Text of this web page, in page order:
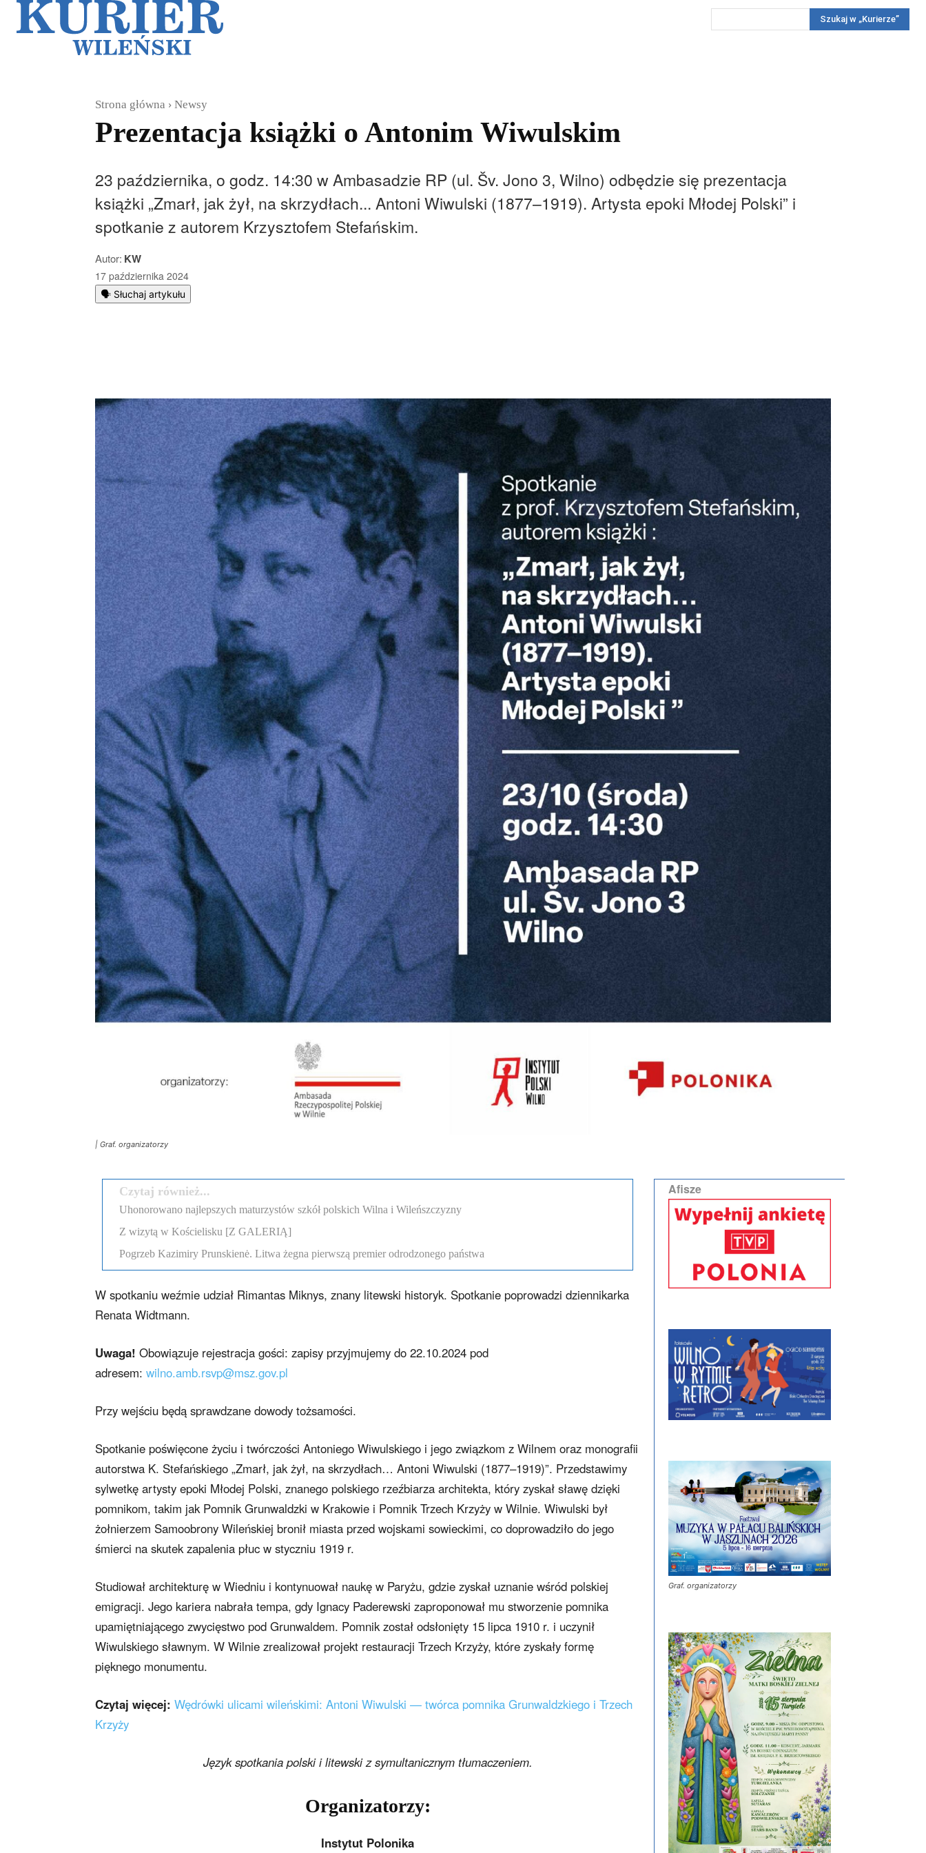
Reportaż KonkursyWięcej
Szukaj w „Kurierze”
Strona główna Newsy
Prezentacja książki o Antonim Wiwulskim
23 października, o godz. 14:30 w Ambasadzie RP (ul. Šv. Jono 3, Wilno) odbędzie się prezentacja
książki „Zmarł, jak żył, na skrzydłach... Antoni Wiwulski (1877–1919). Artysta epoki Młodej Polski” i
spotkanie z autorem Krzysztofem Stefańskim.
Autor: KW
17 października 2024
🗣️ Słuchaj artykułu
| Graf. organizatorzy
Czytaj również...
Uhonorowano najlepszych maturzystów szkół polskich Wilna i Wileńszczyzny
Z wizytą w Kościelisku [Z GALERIĄ]
Pogrzeb Kazimiry Prunskienė. Litwa żegna pierwszą premier odrodzonego państwa
W spotkaniu weźmie udział Rimantas Miknys, znany litewski historyk. Spotkanie poprowadzi dziennikarka
Renata Widtmann.
Uwaga! Obowiązuje rejestracja gości: zapisy przyjmujemy do 22.10.2024 pod
adresem: wilno.amb.rsvp@msz.gov.pl
Przy wejściu będą sprawdzane dowody tożsamości.
Spotkanie poświęcone życiu i twórczości Antoniego Wiwulskiego i jego związkom z Wilnem oraz monografii
autorstwa K. Stefańskiego „Zmarł, jak żył, na skrzydłach… Antoni Wiwulski (1877–1919)”. Przedstawimy
sylwetkę artysty epoki Młodej Polski, znanego polskiego rzeźbiarza architekta, który zyskał sławę dzięki
pomnikom, takim jak Pomnik Grunwaldzki w Krakowie i Pomnik Trzech Krzyży w Wilnie. Wiwulski był
żołnierzem Samoobrony Wileńskiej bronił miasta przed wojskami sowieckimi, co doprowadziło do jego
śmierci na skutek zapalenia płuc w styczniu 1919 r.
Studiował architekturę w Wiedniu i kontynuował naukę w Paryżu, gdzie zyskał uznanie wśród polskiej
emigracji. Jego kariera nabrała tempa, gdy Ignacy Paderewski zaproponował mu stworzenie pomnika
upamiętniającego zwycięstwo pod Grunwaldem. Pomnik został odsłonięty 15 lipca 1910 r. i uczynił
Wiwulskiego sławnym. W Wilnie zrealizował projekt restauracji Trzech Krzyży, które zyskały formę
pięknego monumentu.
Czytaj więcej: Wędrówki ulicami wileńskimi: Antoni Wiwulski — twórca pomnika Grunwaldzkiego i Trzech
Krzyży
Język spotkania polski i litewski z symultanicznym tłumaczeniem.
Organizatorzy:
Instytut Polonika
Afisze
Graf. organizatorzy